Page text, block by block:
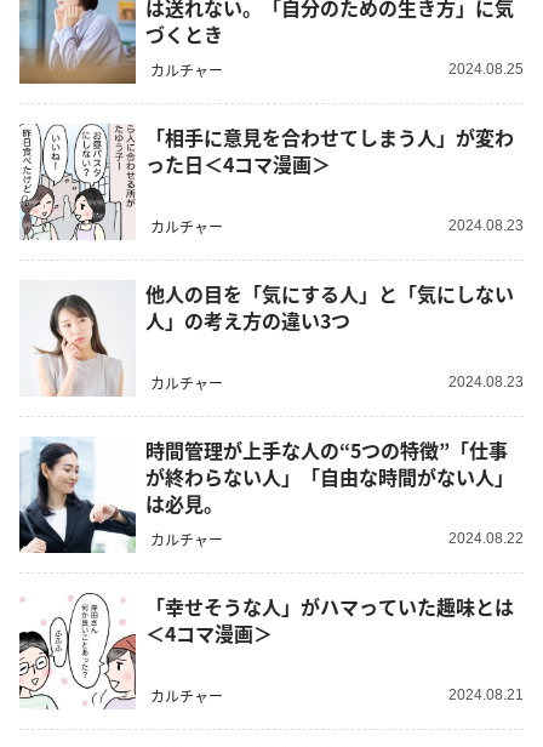
は送れない。「自分のための生き方」に気
づくとき
カルチャー 2024.08.25
「相手に意見を合わせてしまう人」が変わ
った日＜4コマ漫画＞
カルチャー 2024.08.23
他人の目を「気にする人」と「気にしない
人」の考え方の違い3つ
カルチャー 2024.08.23
時間管理が上手な人の“5つの特徴”「仕事
が終わらない人」「自由な時間がない人」
は必見。
カルチャー 2024.08.22
「幸せそうな人」がハマっていた趣味とは
＜4コマ漫画＞
カルチャー 2024.08.21